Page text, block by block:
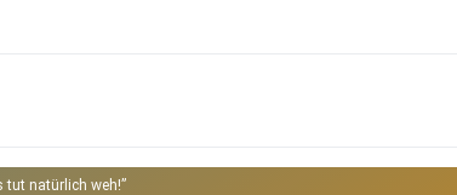
tut natürlich weh!”